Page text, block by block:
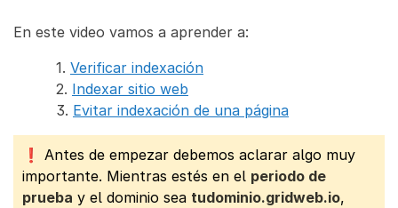
En este video vamos a aprender a:
1. Verificar indexación
2. Indexar sitio web
3. Evitar indexación de una página
❗ Antes de empezar debemos aclarar algo muy
importante. Mientras estés en el periodo de
prueba y el dominio sea tudominio.gridweb.io,